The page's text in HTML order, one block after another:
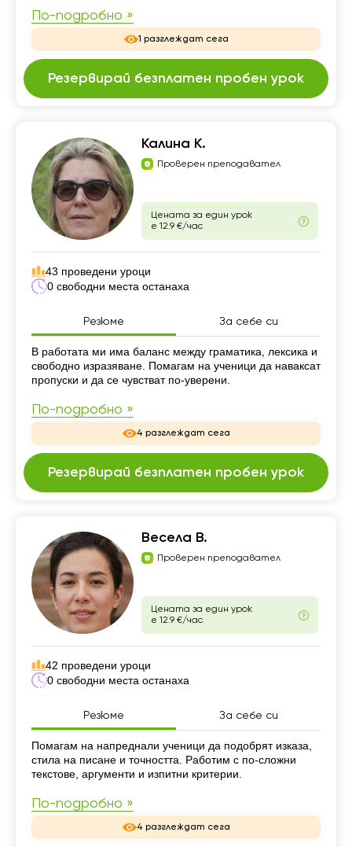
По-подробно »
1 разглеждат сега
Резервирай безплатен пробен урок
Калина К.
Проверен преподавател
Цената за един урок
е 12.9 €/час
43 проведени уроци
0 свободни места останаха
Резюме За себе си
Резюме
В работата ми има баланс между граматика, лексика и
свободно изразяване. Помагам на ученици да наваксат
пропуски и да се чувстват по-уверени.
По-подробно »
4 разглеждат сега
Резервирай безплатен пробен урок
Весела В.
Проверен преподавател
Цената за един урок
е 12.9 €/час
42 проведени уроци
0 свободни места останаха
Резюме За себе си
Резюме
Помагам на напреднали ученици да подобрят изказа,
стила на писане и точността. Работим с по-сложни
текстове, аргументи и изпитни критерии.
По-подробно »
4 разглеждат сега